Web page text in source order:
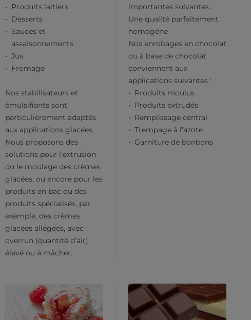
Produits laitiers
Desserts
Sauces et
assaisonnements
Jus
Fromage
Nos stabilisateurs et
émulsifiants sont
particulièrement adaptés
aux applications glacées.
Nous proposons des
solutions pour l’extrusion
ou le moulage des crèmes
glacées, ou encore pour les
produits en bac ou des
produits spécialisés, par
exemple, des crèmes
glacées allégées, avec
overrun (quantité d’air)
élevé ou à mâcher.
importantes suivantes :
Une qualité parfaitement
homogène
Nos enrobages en chocolat
ou à base de chocolat
conviennent aux
applications suivantes :
Produits moulus
Produits extrudés
Remplissage central
Trempage à l’azote
Garniture de bonbons